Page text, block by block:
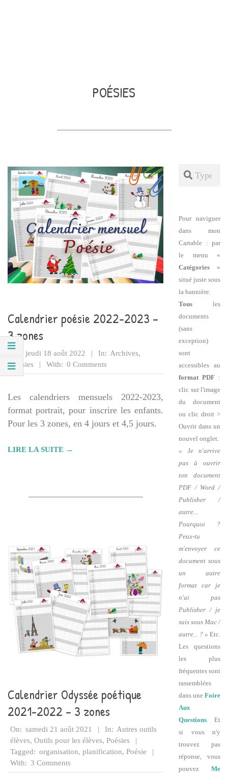
POÉSIES
Calendrier poésie 2022-2023 –
3 zones
2022-
08-
18
On: jeudi 18 août 2022 In: Archives,
Poésies
With: 0 Comments
Les calendriers mensuels 2022-2023,
format portrait, pour inscrire les enfants.
Pour les 3 zones, en 4 jours et 4,5 jours.
LIRE LA SUITE →
Calendrier Odyssée poétique
2021-2022 – 3 zones
2021-
08-
21
On: samedi 21 août 2021 In: Autres outils
élèves, Outils pour les élèves, Poésies
Tagged: organisation, planification, Poésie
With: 3 Comments
Search
Pour naviguer
dans mon
Cartable : par
le menu «
Catégories »
situé juste sous
la bannière.
Tous les
documents
(sans
exception)
sont
accessibles au
format PDF :
clic sur l'image
du document
ou clic droit >
Ouvrir dans un
nouvel onglet.
« Je n'arrive
pas à ouvrir
ton document
PDF / Word /
Publisher /
autre...
Pourquoi ?
Peux-tu
m'envoyer ce
document sous
un autre
format car je
n'ai pas
Publisher / je
suis sous Mac /
autre... ? » Etc.
Les questions
les plus
fréquentes sont
rassemblées
dans une Foire
Aux
Questions . Et
si vous n'y
trouvez pas
réponse, vous
pouvez Me